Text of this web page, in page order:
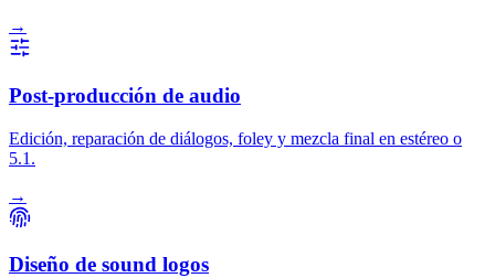
→
Post-producción de audio
Edición, reparación de diálogos, foley y mezcla final en estéreo o
5.1.
→
Diseño de sound logos